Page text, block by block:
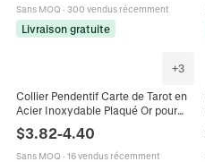
Sans MOQ · 300 vendus récemment
Livraison gratuite
+3
Collier Pendentif Carte de Tarot en
Acier Inoxydable Plaqué Or pour
SIS Lettre Bijoux Accessoires
$3.82-4.40
Sans MOQ · 16 vendus récemment